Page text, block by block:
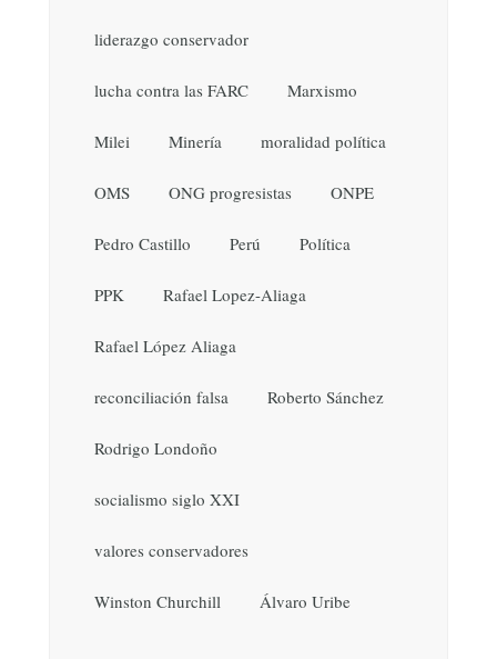
liderazgo conservador
lucha contra las FARC Marxismo
Milei Minería moralidad política
OMS ONG progresistas ONPE
Pedro Castillo Perú Política
PPK Rafael Lopez-Aliaga
Rafael López Aliaga
reconciliación falsa Roberto Sánchez
Rodrigo Londoño
socialismo siglo XXI
valores conservadores
Winston Churchill Álvaro Uribe